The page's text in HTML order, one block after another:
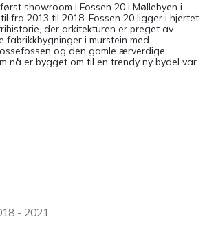
showroom i Fossen 20 i Møllebyen i
fra 2013 til 2018. Fossen 20 ligger i hjertet
der arkitekturen er preget av
fabrikkbygninger i murstein med
og den gamle ærverdige
nå er bygget om til en trendy ny bydel var
- 2021